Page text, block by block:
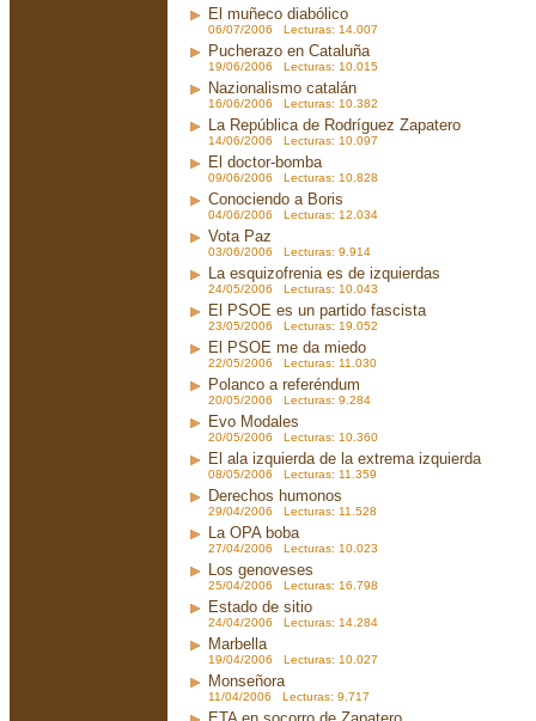
El muñeco diabólico
06/07/2006 Lecturas: 14.007
Pucherazo en Cataluña
19/06/2006 Lecturas: 10.015
Nazionalismo catalán
16/06/2006 Lecturas: 10.382
La República de Rodríguez Zapatero
14/06/2006 Lecturas: 10.097
El doctor-bomba
09/06/2006 Lecturas: 10.828
Conociendo a Boris
04/06/2006 Lecturas: 12.034
Vota Paz
03/06/2006 Lecturas: 9.914
La esquizofrenia es de izquierdas
24/05/2006 Lecturas: 10.043
El PSOE es un partido fascista
23/05/2006 Lecturas: 19.052
El PSOE me da miedo
22/05/2006 Lecturas: 11.030
Polanco a referéndum
20/05/2006 Lecturas: 9.284
Evo Modales
20/05/2006 Lecturas: 10.360
El ala izquierda de la extrema izquierda
08/05/2006 Lecturas: 11.359
Derechos humonos
29/04/2006 Lecturas: 11.528
La OPA boba
27/04/2006 Lecturas: 10.023
Los genoveses
25/04/2006 Lecturas: 16.798
Estado de sitio
24/04/2006 Lecturas: 14.284
Marbella
19/04/2006 Lecturas: 10.027
Monseñora
11/04/2006 Lecturas: 9.717